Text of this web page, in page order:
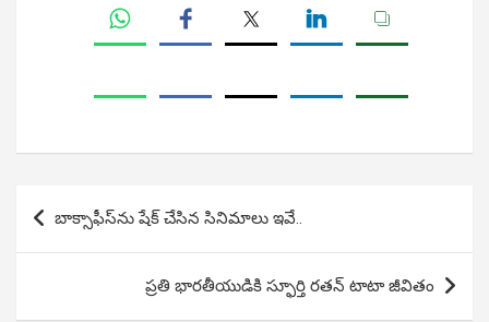
Post
navigation
బాక్సాఫీస్‏ను షేక్ చేసిన సినిమాలు ఇవే..
ప్రతి భారతీయుడికి స్ఫూర్తి రతన్ టాటా జీవితం